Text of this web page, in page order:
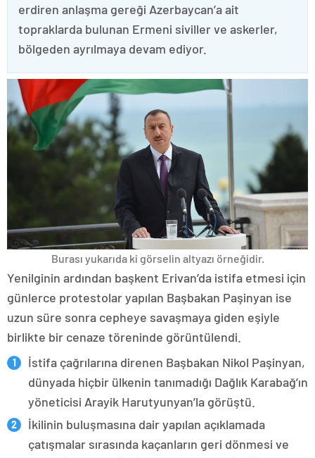
erdiren anlaşma gereği Azerbaycan’a ait
topraklarda bulunan Ermeni siviller ve askerler,
bölgeden ayrılmaya devam ediyor.
Burası yukarıda ki görselin altyazı örneğidir.
Yenilginin ardından başkent Erivan’da istifa etmesi için
günlerce protestolar yapılan Başbakan Paşinyan ise
uzun süre sonra cepheye savaşmaya giden eşiyle
birlikte bir cenaze töreninde görüntülendi.
İstifa çağrılarına direnen Başbakan Nikol Paşinyan,
dünyada hiçbir ülkenin tanımadığı Dağlık Karabağ’ın
yöneticisi Arayik Harutyunyan’la görüştü.
İkilinin buluşmasına dair yapılan açıklamada
çatışmalar sırasında kaçanların geri dönmesi ve